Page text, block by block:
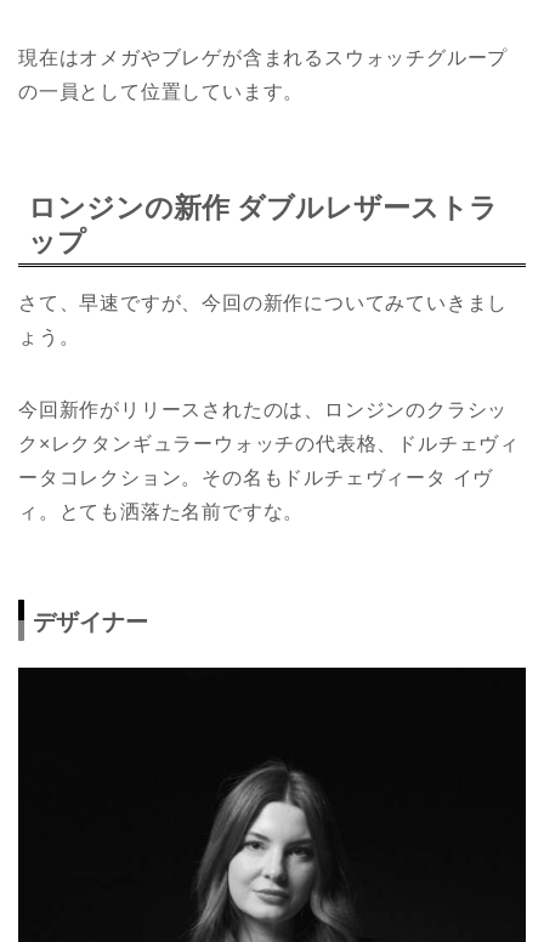
現在はオメガやブレゲが含まれるスウォッチグループ
の一員として位置しています。
ロンジンの新作 ダブルレザーストラ
ップ
さて、早速ですが、今回の新作についてみていきまし
ょう。
今回新作がリリースされたのは、ロンジンのクラシッ
ク×レクタンギュラーウォッチの代表格、ドルチェヴィ
ータコレクション。その名もドルチェヴィータ イヴ
ィ。とても洒落た名前ですな。
デザイナー